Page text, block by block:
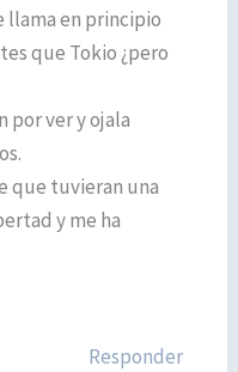
llama en principio
que Tokio ¿pero
por ver y ojala
que tuvieran una
y me ha
Responder